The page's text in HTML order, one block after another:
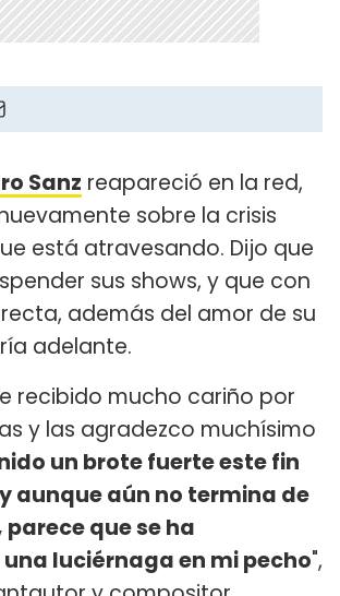
Sanz reapareció en la red,
sobre la crisis
está atravesando. Dijo que
sus shows, y que con
además del amor de su
adelante.
recibido mucho cariño por
y las agradezco muchísimo
un brote fuerte este fin
aunque aún no termina de
que se ha
luciérnaga en mi pecho",